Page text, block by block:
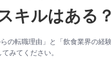
キルはある？
の転職理由」と「飲食業界の経
みてください。